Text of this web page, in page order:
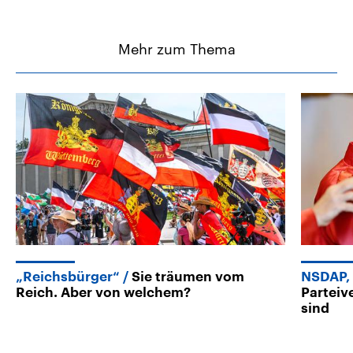
Mehr zum Thema
„Reichsbürger“
Sie träumen vom
Reich. Aber von welchem?
sind